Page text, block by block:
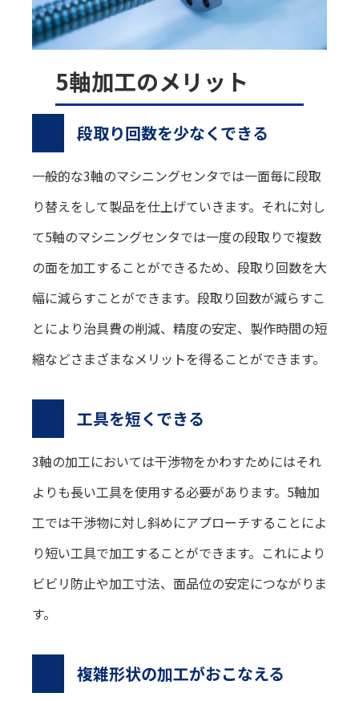
5軸加工のメリット
段取り回数を少なくできる
一般的な3軸のマシニングセンタでは一面毎に段取
り替えをして製品を仕上げていきます。それに対し
て5軸のマシニングセンタでは一度の段取りで複数
の面を加工することができるため、段取り回数を大
幅に減らすことができます。段取り回数が減らすこ
とにより治具費の削減、精度の安定、製作時間の短
縮などさまざまなメリットを得ることができます。
工具を短くできる
3軸の加工においては干渉物をかわすためにはそれ
よりも長い工具を使用する必要があります。5軸加
工では干渉物に対し斜めにアプローチすることによ
り短い工具で加工することができます。これにより
ビビリ防止や加工寸法、面品位の安定につながりま
す。
複雑形状の加工がおこなえる